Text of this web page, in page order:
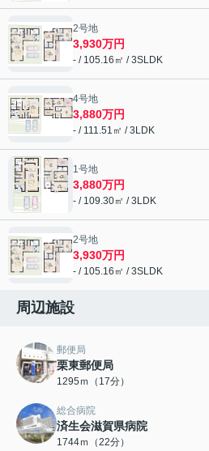
2号地
3,930万円
- / 105.16㎡ / 3SLDK
4号地
3,880万円
- / 111.51㎡ / 3LDK
1号地
3,880万円
- / 109.30㎡ / 3LDK
2号地
3,930万円
- / 105.16㎡ / 3SLDK
周辺施設
郵便局
栗東郵便局
1295ｍ（17分）
総合病院
済生会滋賀県病院
1744ｍ（22分）